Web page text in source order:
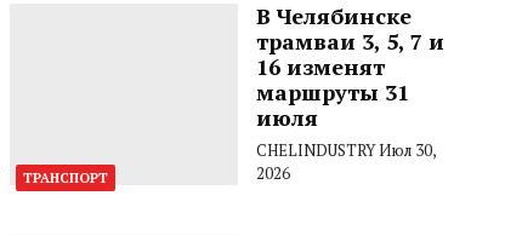
ТРАНСПОРТ
В Челябинске
трамваи 3, 5, 7 и
16 изменят
маршруты 31
июля
CHELINDUSTRYИюл 30,
2026